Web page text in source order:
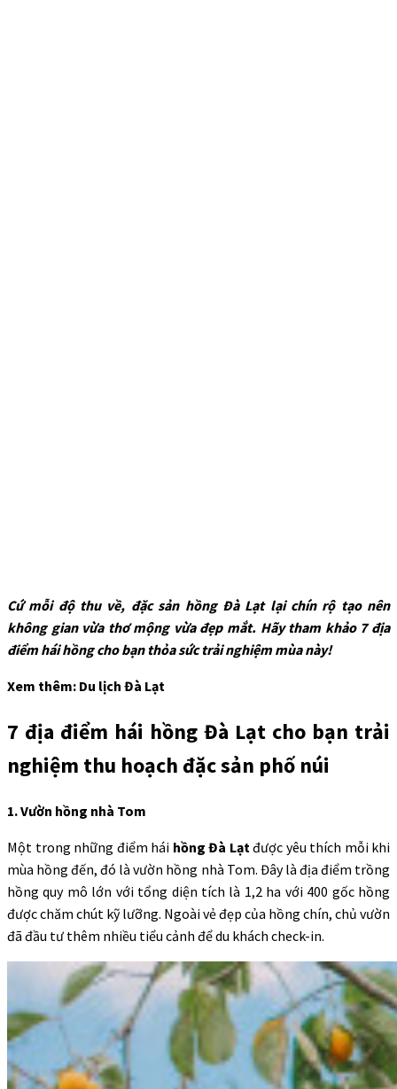
Cứ mỗi độ thu về, đặc sản hồng Đà Lạt lại chín rộ tạo nên
không gian vừa thơ mộng vừa đẹp mắt. Hãy tham khảo 7 địa
điểm hái hồng cho bạn thỏa sức trải nghiệm mùa này!
Xem thêm: Du lịch Đà Lạt
7 địa điểm hái hồng Đà Lạt cho bạn trải
nghiệm thu hoạch đặc sản phố núi
1. Vườn hồng nhà Tom
Một trong những điểm hái hồng Đà Lạt được yêu thích mỗi khi
mùa hồng đến, đó là vườn hồng nhà Tom. Đây là địa điểm trồng
hồng quy mô lớn với tổng diện tích là 1,2 ha với 400 gốc hồng
được chăm chút kỹ lưỡng. Ngoài vẻ đẹp của hồng chín, chủ vườn
đã đầu tư thêm nhiều tiểu cảnh để du khách check-in.